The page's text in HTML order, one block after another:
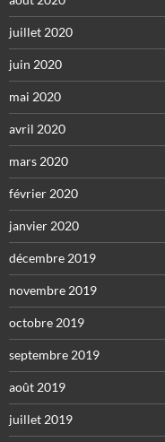
juillet 2020
juin 2020
mai 2020
avril 2020
mars 2020
février 2020
janvier 2020
décembre 2019
novembre 2019
octobre 2019
septembre 2019
août 2019
juillet 2019